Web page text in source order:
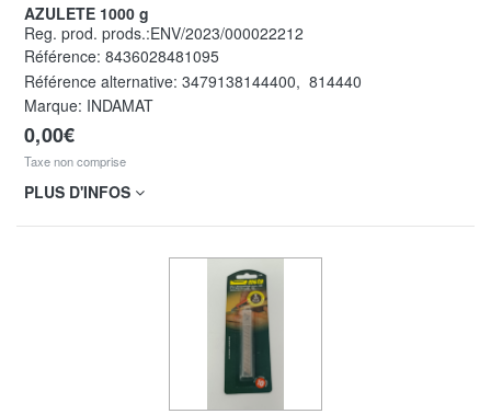
AZULETE 1000 g
Reg. prod. prods.:ENV/2023/000022212
Référence: 8436028481095
Référence alternative: 3479138144400, 814440
Marque: INDAMAT
0,00€
Taxe non comprise
PLUS D'INFOS